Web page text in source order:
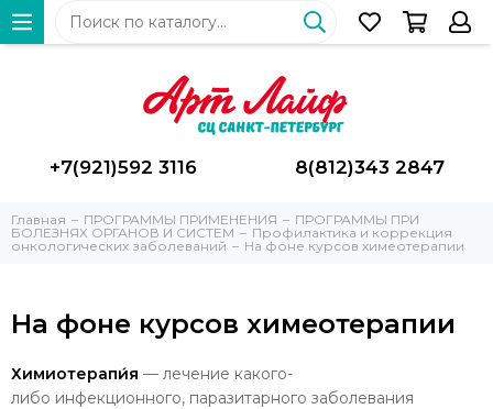
+7(921)592 3116 8(812)343 2847
Главная ПРОГРАММЫ ПРИМЕНЕНИЯ
ПРОГРАММЫ ПРИ
БОЛЕЗНЯХ ОРГАНОВ И СИСТЕМ
Профилактика и коррекция
онкологических заболеваний
На фоне курсов химеотерапии
На фоне курсов химеотерапии
Химиотерапи́я — лечение какого-
либо инфекционного, паразитарного заболевания